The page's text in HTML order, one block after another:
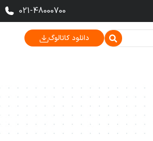
021-48000700
دانلود کاتالوگ